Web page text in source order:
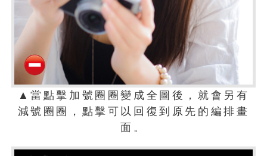
▲當點擊加號圈圈變成全圖後，就會另有
減號圈圈，點擊可以回復到原先的編排畫
面。